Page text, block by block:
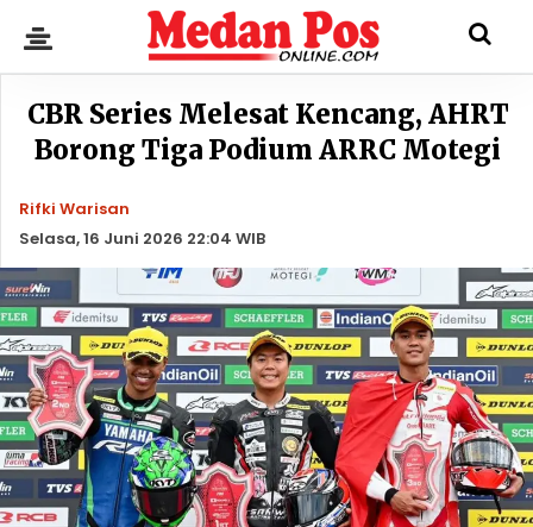
CBR Series Melesat Kencang, AHRT
Borong Tiga Podium ARRC Motegi
Rifki Warisan
Selasa, 16 Juni 2026 22:04 WIB